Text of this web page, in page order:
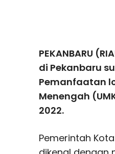
PEKANBARU
di Pekanbaru
Pemanfaatan
Menengah
2022.
Pemerintah